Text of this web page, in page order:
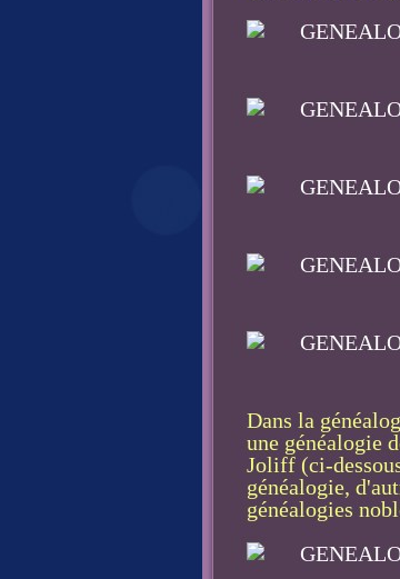
Dans la
une généalogie
Joliff (ci-
généalogie,
généalogies